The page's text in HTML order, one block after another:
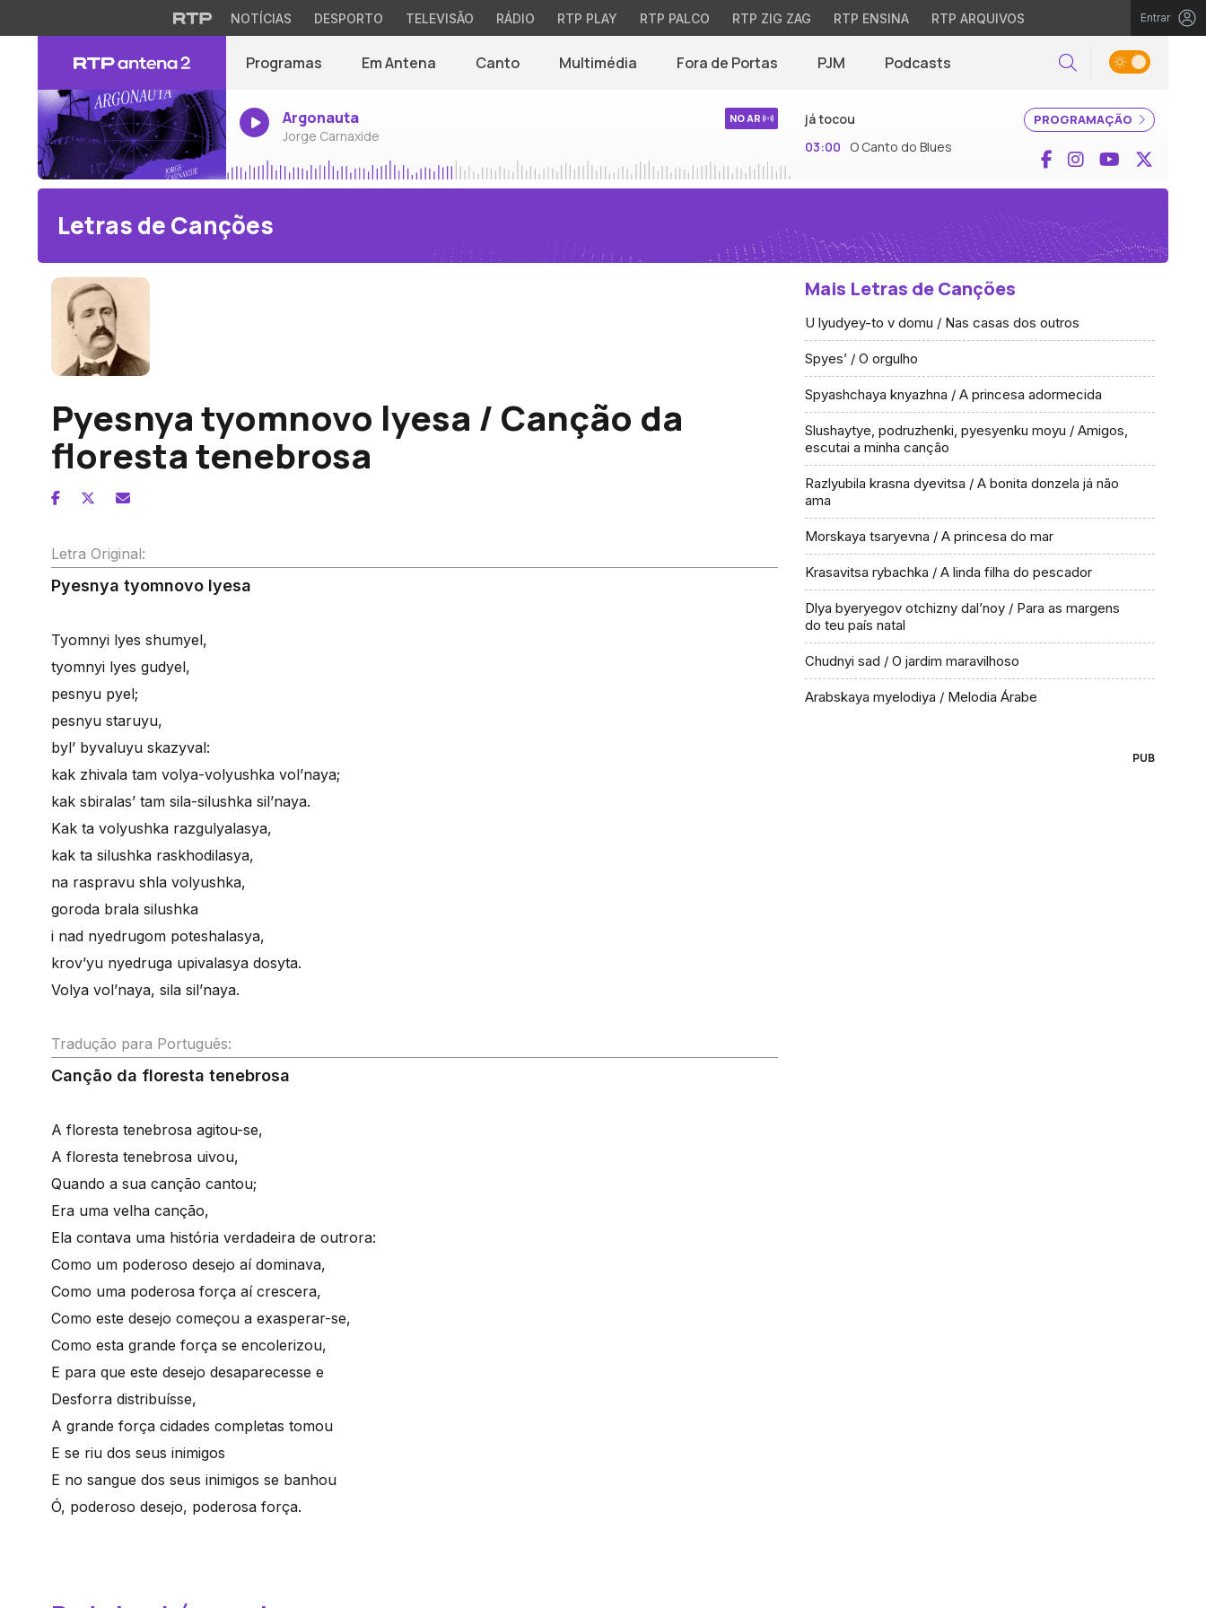
NOTÍCIAS DESPORTO TELEVISÃO RÁDIO RTP PLAY RTP PALCO RTP ZIG ZAG RTP ENSINA RTP ARQUIVOS Entrar
Programas Em Antena Canto Multimédia Fora de Portas PJM Podcasts Pesquisar
Argonauta
Jorge Carnaxide
NO AR PROGRAMAÇÃO
já tocou
03:00
O Canto do Blues Facebook
InstagramYouTube
Letras de Canções
Pyesnya tyomnovo lyesa / Canção da
floresta tenebrosa
Letra Original:
Pyesnya tyomnovo lyesa
Tyomnyi lyes shumyel,
tyomnyi lyes gudyel,
pesnyu pyel;
pesnyu staruyu,
byl’ byvaluyu skazyval:
kak zhivala tam volya-volyushka vol’naya;
kak sbiralas’ tam sila-silushka sil’naya.
Kak ta volyushka razgulyalasya,
kak ta silushka raskhodilasya,
na raspravu shla volyushka,
goroda brala silushka
i nad nyedrugom poteshalasya,
krov’yu nyedruga upivalasya dosyta.
Volya vol’naya, sila sil’naya.
Tradução para Português:
Canção da floresta tenebrosa
A floresta tenebrosa agitou-se,
A floresta tenebrosa uivou,
Quando a sua canção cantou;
Era uma velha canção,
Ela contava uma história verdadeira de outrora:
Como um poderoso desejo aí dominava,
Como uma poderosa força aí crescera,
Como este desejo começou a exasperar-se,
Como esta grande força se encolerizou,
E para que este desejo desaparecesse e
Desforra distribuísse,
A grande força cidades completas tomou
E se riu dos seus inimigos
E no sangue dos seus inimigos se banhou
Ó, poderoso desejo, poderosa força.
Mais Letras de Canções
U lyudyey-to v domu / Nas casas dos outros
Spyes’ / O orgulho
Spyashchaya knyazhna / A princesa adormecida
Slushaytye, podruzhenki, pyesyenku moyu / Amigos,
escutai a minha canção
Razlyubila krasna dyevitsa / A bonita donzela já não
ama
Morskaya tsaryevna / A princesa do mar
Krasavitsa rybachka / A linda filha do pescador
Dlya byeryegov otchizny dal’noy / Para as margens
do teu país natal
Chudnyi sad / O jardim maravilhoso
Arabskaya myelodiya / Melodia Árabe
PUB